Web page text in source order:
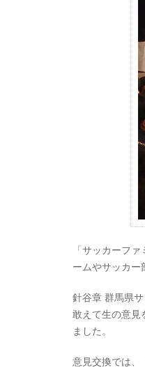
「サッカーフ
ームやサッカー
針谷章 群馬県
敢えて生の意見
ました。
意見交換では、